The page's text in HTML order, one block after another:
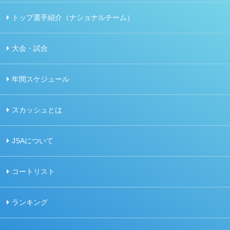
トップ選手紹介（ナショナルチーム）
大会・試合
年間スケジュール
スカッシュとは
JSAについて
コートリスト
ランキング